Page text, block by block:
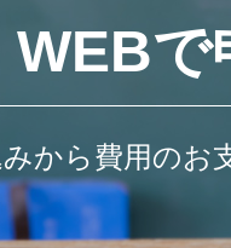
WEBで
から費用のお